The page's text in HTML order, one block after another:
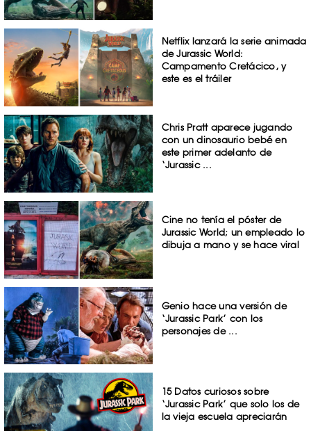
Netflix lanzará la serie animada
de Jurassic World:
Campamento Cretácico, y
este es el tráiler
Chris Pratt aparece jugando
con un dinosaurio bebé en
este primer adelanto de
‘Jurassic ...
Cine no tenía el póster de
Jurassic World; un empleado lo
dibuja a mano y se hace viral
Genio hace una versión de
‘Jurassic Park’ con los
personajes de ...
15 Datos curiosos sobre
‘Jurassic Park’ que solo los de
la vieja escuela apreciarán